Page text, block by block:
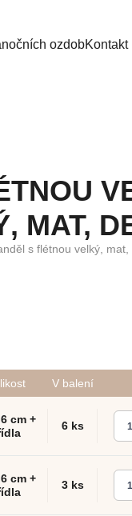
ozdobKontakt
MAT,
s flétnou velký,
V balení
cm +
6 ks
cm +
3 ks